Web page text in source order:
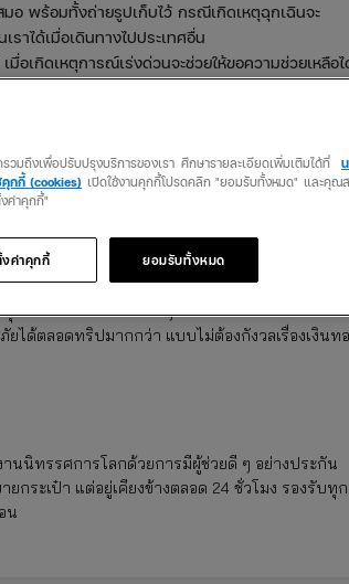
อ พร้อมทั้งถ่ายรูปเก็บไว้ กรณีเกิดเหตุฉุกเฉินจะ
าได้เมื่อเดินทางไปประเทศอื่น
อเกิดเหตุการณ์เร่งด่วนจะช่วยให้ขอความช่วยเหลือ
ทศ ถึงควรต้องซื้อประกัน
ระเทศเพื่อร่วมงานงานนิทรรศการโลกก็ต้องซื้อ
างไกลแค่ไหนก็ปลอดภัยได้
ตุการณ์ไม่คาดคิดได้จริงๆ แม้เสียเงินซื้อประกันเดิน
ได้ตลอดทริปมากกว่า แบบไม่ต้องกังวลเรื่องเงินท
นนิทรรศการโลกด้วยการมีผู้ช่วยดี ๆ อย่างประกัน
ยกระเป๋า แต่อยู่เคียงข้างตลอด 24 ชั่วโมง รองรับทุก
น
มถึงเพื่อปรับปรุงบริการของเรา ศึกษารายละเอียดเพิ่มเติมได้ที่
คุกกี้ (cookies) เปิดใช้งานคุกกี้โปรดคลิก "ยอมรับทั้งหมด" และคุณ
ค่าคุกกี้"
ยอมรับทั้งหมด
ค่าคุกกี้